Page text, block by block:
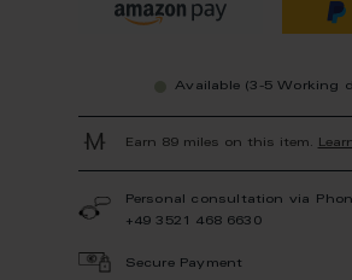
Available (3-5 Working
Earn 89 miles on this item.
Personal consultation via
+49 3521 468 6630
Secure Payment